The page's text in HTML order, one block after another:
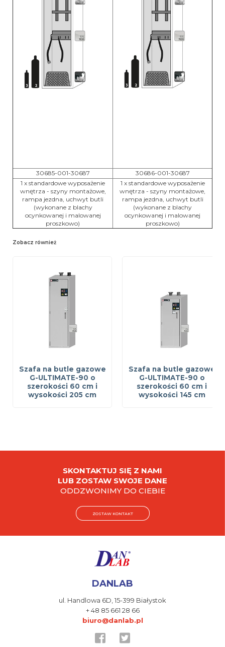
30685-001-30687
30686-001-30687
1 x standardowe wyposażenie
wnętrza - szyny montażowe,
rampa jezdna, uchwyt butli
(wykonane z blachy
ocynkowanej i malowanej
proszkowo)
1 x standardowe wyposażenie
wnętrza - szyny montażowe,
rampa jezdna, uchwyt butli
(wykonane z blachy
ocynkowanej i malowanej
proszkowo)
Zobacz również
Szafa na butle gazowe
G-ULTIMATE-90 o
szerokości 60 cm i
wysokości 205 cm
Szafa na butle gazowe
G-ULTIMATE-90 o
szerokości 60 cm i
wysokości 145 cm
SKONTAKTUJ SIĘ Z NAMI
LUB ZOSTAW SWOJE DANE
ODDZWONIMY DO CIEBIE
ZOSTAW KONTAKT
DANLAB
ul. Handlowa 6D,15-399 Białystok
+ 48 85 661 28 66
biuro@danlab.pl